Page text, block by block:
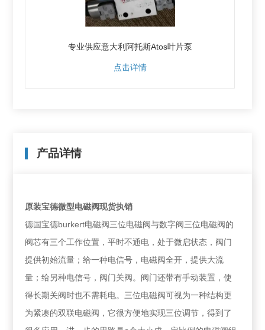
专业供应意大利阿托斯Atos叶片泵
点击详情
产品详情
原装宝德微型电磁阀现货执销
德国宝德burkert电磁阀三位电磁阀与数字阀三位电磁阀的
阀芯有三个工作位置，平时不通电，处于微启状态，阀门
提供初始流量；给一种电信号，电磁阀全开，提供大流
量；给另种电信号，阀门关阀。阀门还带有手动装置，使
得长期关阀时也不需耗电。三位电磁阀可视为一种结构更
为紧凑的双联电磁阀，它很方便地实现三位调节，得到了